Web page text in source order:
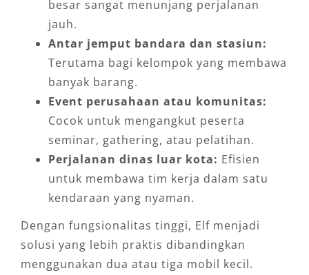
besar sangat menunjang perjalanan
jauh.
Antar jemput bandara dan stasiun:
Terutama bagi kelompok yang membawa
banyak barang.
Event perusahaan atau komunitas:
Cocok untuk mengangkut peserta
seminar, gathering, atau pelatihan.
Perjalanan dinas luar kota: Efisien
untuk membawa tim kerja dalam satu
kendaraan yang nyaman.
Dengan fungsionalitas tinggi, Elf menjadi
solusi yang lebih praktis dibandingkan
menggunakan dua atau tiga mobil kecil.